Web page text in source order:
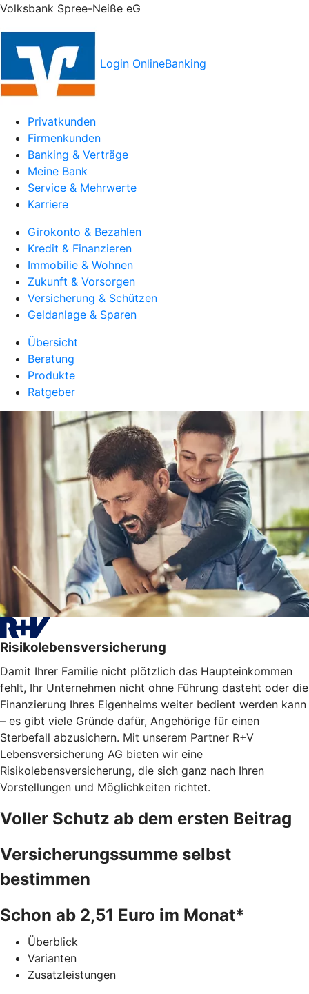
Volksbank Spree-Neiße eG
Login OnlineBanking
Privatkunden
Firmenkunden
Banking & Verträge
Meine Bank
Service & Mehrwerte
Karriere
Girokonto & Bezahlen
Kredit & Finanzieren
Immobilie & Wohnen
Zukunft & Vorsorgen
Versicherung & Schützen
Geldanlage & Sparen
Übersicht
Beratung
Produkte
Ratgeber
Risikolebensversicherung
Damit Ihrer Familie nicht plötzlich das Haupteinkommen
fehlt, Ihr Unternehmen nicht ohne Führung dasteht oder die
Finanzierung Ihres Eigenheims weiter bedient werden kann
– es gibt viele Gründe dafür, Angehörige für einen
Sterbefall abzusichern. Mit unserem Partner R+V
Lebensversicherung AG bieten wir eine
Risikolebensversicherung, die sich ganz nach Ihren
Vorstellungen und Möglichkeiten richtet.
Voller Schutz ab dem ersten Beitrag
Versicherungssumme selbst
bestimmen
Schon ab 2,51 Euro im Monat*
Überblick
Varianten
Zusatzleistungen